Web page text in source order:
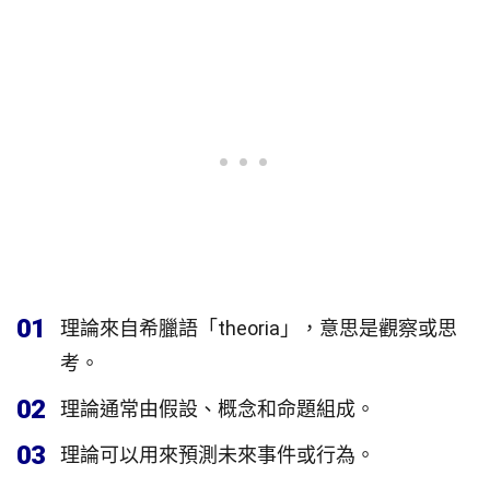
01
理論來自希臘語「theoria」，意思是觀察或思
考。
02 理論通常由假設、概念和命題組成。
03 理論可以用來預測未來事件或行為。